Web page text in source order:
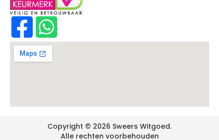
Copyright © 2026 Sweers Witgoed.
Alle rechten voorbehouden